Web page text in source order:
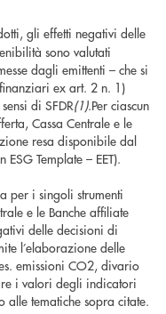
gli effetti negativi delle
sono valutati
dagli emittenti – che si
ex art. 2 n. 1)
di SFDR(1).Per ciascun
Cassa Centrale e le
resa disponibile dal
Template – EET).
per i singoli strumenti
e le Banche affiliate
delle decisioni di
l’elaborazione delle
emissioni CO2, divario
i valori degli indicatori
alle tematiche sopra citate.